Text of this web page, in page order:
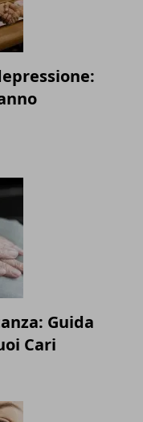
Guida
Cari